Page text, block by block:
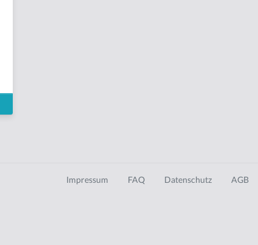
Impressum FAQ Datenschutz AGB